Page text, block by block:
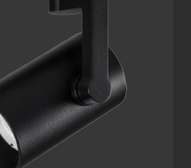
Sie in unserer
über alle verwendeten
zu ganzen
weitere Informationen
bestimmte Cookies
Einstellungen speichern
Zurück